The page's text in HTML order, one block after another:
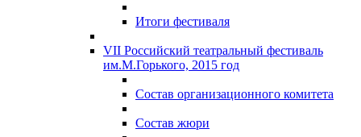
Итоги фестиваля
VII Российский театральный фестиваль
им.М.Горького, 2015 год
Состав организационного комитета
Состав жюри